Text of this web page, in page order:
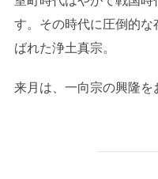
す。その時代に圧倒的
ばれた浄土真宗。
来月は、一向宗の興隆を